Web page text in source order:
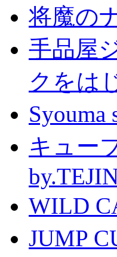
将魔の
手品屋
クをは
キュー
WILD
JUMP